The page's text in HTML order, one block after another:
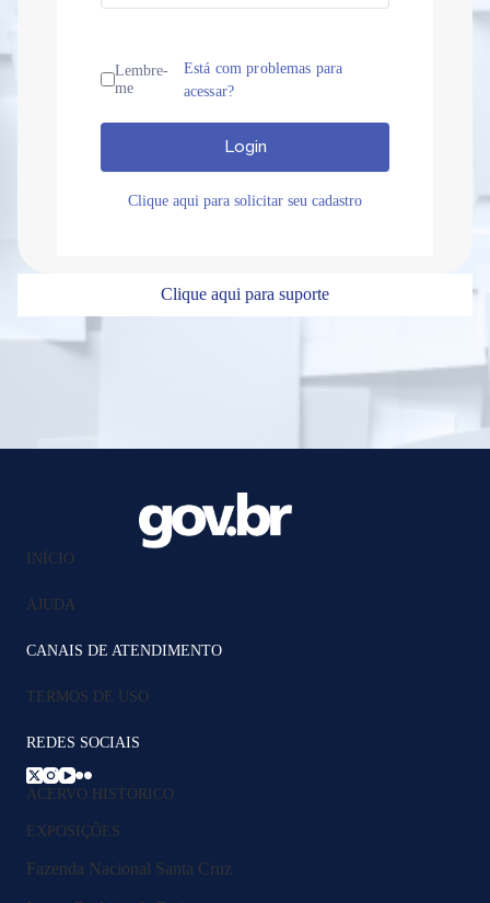
Lembre-
me
Está com problemas para
acessar?
Login
Clique aqui para solicitar seu cadastro
Clique aqui para suporte
INÍCIO
AJUDA
CANAIS DE ATENDIMENTO
TERMOS DE USO
REDES SOCIAIS
ACERVO HISTÓRICO
EXPOSIÇÕES
Fazenda Nacional Santa Cruz